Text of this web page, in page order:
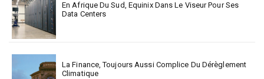
En Afrique Du Sud, Equinix Dans Le Viseur Pour Ses
Data Centers
La Finance, Toujours Aussi Complice Du Dérèglement
Climatique